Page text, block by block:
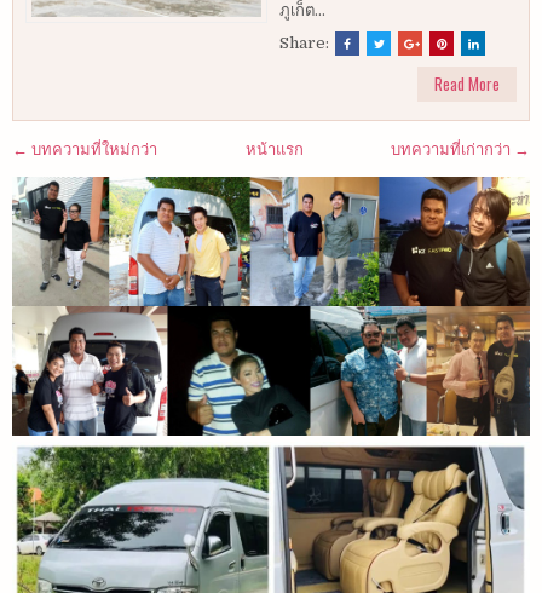
ภูเก็ต...
Share:
Read More
← บทความที่ใหม่กว่า บทความที่เก่ากว่า →
หน้าแรก